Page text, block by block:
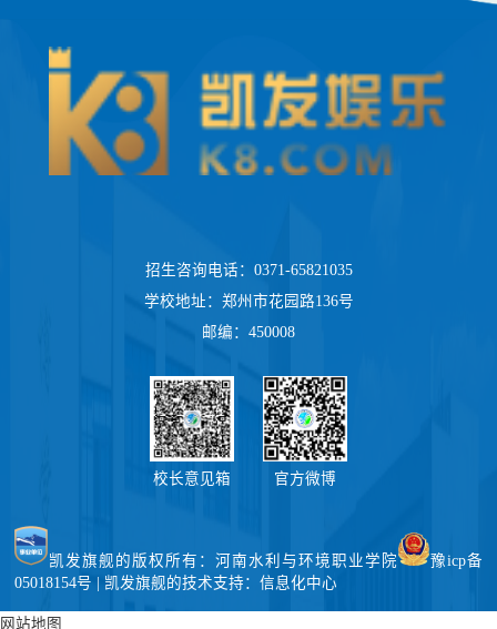
招生咨询电话：0371-65821035
学校地址：郑州市花园路136号
邮编：450008
校长意见箱 官方微博
凯发旗舰的版权所有：河南水利与环境职业学院
豫icp备
05018154号 | 凯发旗舰的技术支持：信息化中心
网站地图